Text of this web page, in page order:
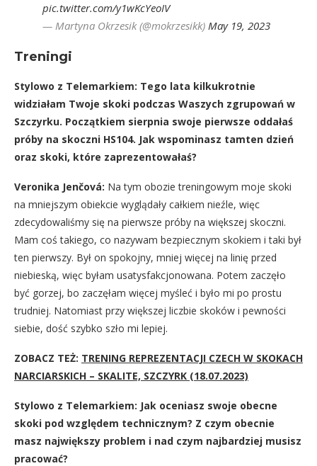
pic.twitter.com/y1wKcYeoIV
— Martyna Okrzesik (@mokrzesikk) May 19, 2023
Treningi
Stylowo z Telemarkiem: Tego lata kilkukrotnie
widziałam Twoje skoki podczas Waszych zgrupowań w
Szczyrku. Początkiem sierpnia swoje pierwsze oddałaś
próby na skoczni HS104. Jak wspominasz tamten dzień
oraz skoki, które zaprezentowałaś?
Veronika Jenčová: Na tym obozie treningowym moje skoki
na mniejszym obiekcie wyglądały całkiem nieźle, więc
zdecydowaliśmy się na pierwsze próby na większej skoczni.
Mam coś takiego, co nazywam bezpiecznym skokiem i taki był
ten pierwszy. Był on spokojny, mniej więcej na linię przed
niebieską, więc byłam usatysfakcjonowana. Potem zaczęło
być gorzej, bo zaczęłam więcej myśleć i było mi po prostu
trudniej. Natomiast przy większej liczbie skoków i pewności
siebie, dość szybko szło mi lepiej.
ZOBACZ TEŻ: TRENING REPREZENTACJI CZECH W SKOKACH
NARCIARSKICH – SKALITE, SZCZYRK (18.07.2023)
Stylowo z Telemarkiem: Jak oceniasz swoje obecne
skoki pod względem technicznym? Z czym obecnie
masz największy problem i nad czym najbardziej musisz
pracować?